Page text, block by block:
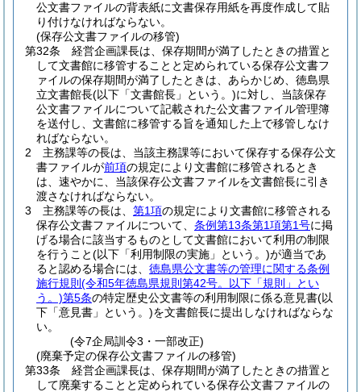
公文書ファイルの背表紙に文書保存用紙を再度作成して貼
り付けなければならない。
(保存公文書ファイルの移管)
第32条
経営企画課長は、保存期間が満了したときの措置と
して文書館に移管することと定められている保存公文書フ
ァイルの保存期間が満了したときは、あらかじめ、徳島県
立文書館長(以下「文書館長」という。)に対し、当該保存
公文書ファイルについて記載された公文書ファイル管理簿
を送付し、文書館に移管する旨を通知した上で移管しなけ
ればならない。
2
主務課等の長は、当該主務課等において保存する保存公文
書ファイルが前項の規定により文書館に移管されるとき
は、速やかに、当該保存公文書ファイルを文書館長に引き
渡さなければならない。
3
主務課等の長は、 第1項の規定により文書館に移管される
保存公文書ファイルについて、 条例第13条第1項第1号に掲
げる場合に該当するものとして文書館において利用の制限
を行うこと(以下「利用制限の実施」という。)が適当であ
ると認める場合には、 徳島県公文書等の管理に関する条例
施行規則 (令和5年徳島県規則第42号。以下「規則」とい
う。)第5条の特定歴史公文書等の利用制限に係る意見書(以
下「意見書」という。)を文書館長に提出しなければならな
い。
(令7企局訓令3・一部改正)
(廃棄予定の保存公文書ファイルの移管)
第33条
経営企画課長は、保存期間が満了したときの措置と
して廃棄することと定められている保存公文書ファイルの